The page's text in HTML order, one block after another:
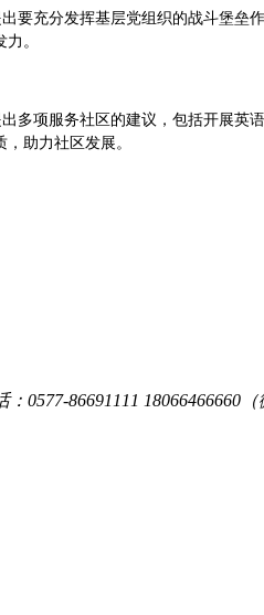
要充分发挥基层党组织的战斗堡垒
。
多项服务社区的建议，包括开展英
助力社区发展。
0577-86691111 18066466660